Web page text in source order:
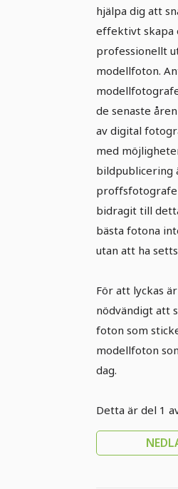
hjälpa dig att
effektivt skapa
professionellt
modellfoton.
de senaste
av digital
med
bildpublicering
bidragit till
bästa fotona
utan att ha
För att lyckas
nödvändigt att
foton som
modellfoton
dag.
Detta är del 1